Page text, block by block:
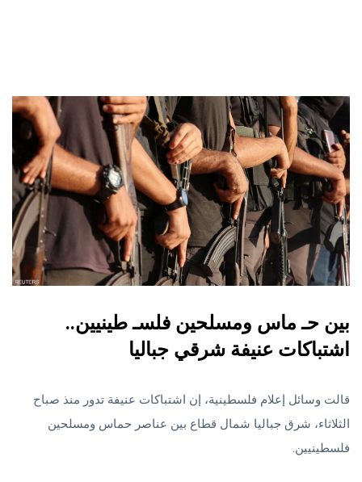
بين حـ ماس ومسلحين فلسـ طينيين..
اشتباكات عنيفة شرقي جباليا
قالت وسائل إعلام فلسطينية، إن اشتباكات عنيفة تدور منذ صباح
الثلاثاء، شرق جباليا شمال قطاع بين عناصر حماس ومسلحين
فلسطينيين.